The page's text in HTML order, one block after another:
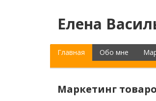
Елена
Главная Обо мне
Маркетинг